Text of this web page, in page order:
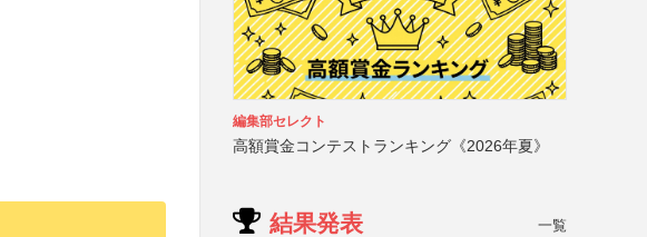
編集部セレクト
高額賞金コンテストランキング《2026年夏》
結果発表 一覧